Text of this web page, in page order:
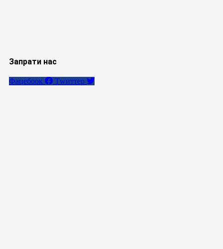
Запрати нас
Фацебоок Тwиттер